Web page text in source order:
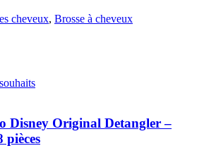
cheveux, Brosse à cheveux
Disney Original Detangler –
pièces